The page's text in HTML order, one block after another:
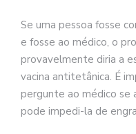
Se uma pessoa fosse
e fosse ao médico, o
provavelmente diria a
vacina antitetânica. É
pergunte ao médico se
pode impedi-la de